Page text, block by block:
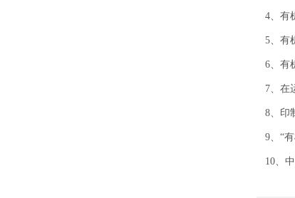
4、有
5、
6、有
7、在
8、印
9、“
10、